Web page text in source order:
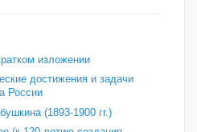
изложении
достижения и задачи
России
(1893-1900 гг.)